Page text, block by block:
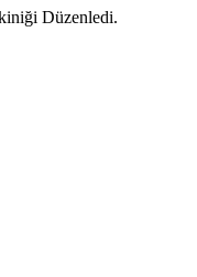
Düzenledi.